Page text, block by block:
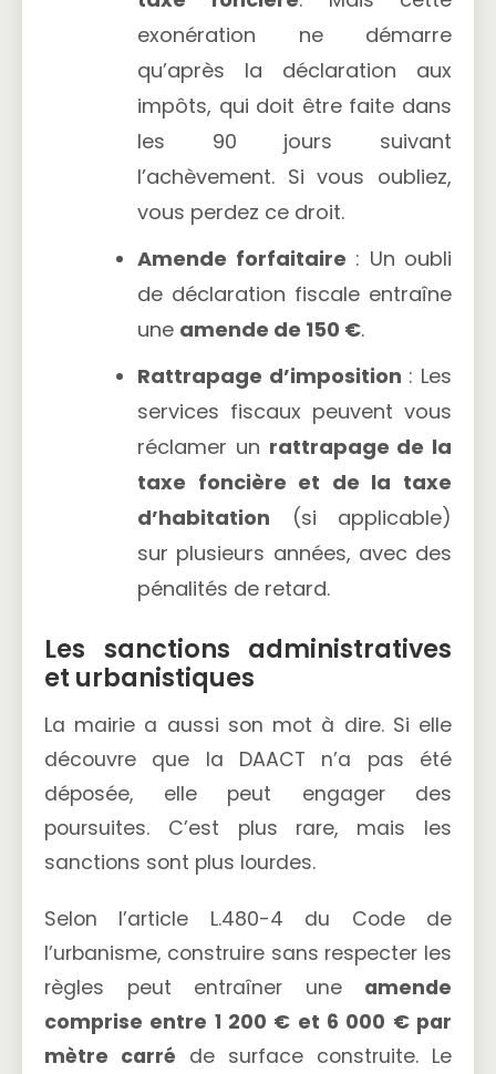
exonération ne démarre
qu’après la déclaration aux
impôts, qui doit être faite dans
les 90 jours suivant
l’achèvement. Si vous oubliez,
vous perdez ce droit.
Amende forfaitaire : Un oubli
de déclaration fiscale entraîne
une amende de 150 €.
Rattrapage d’imposition : Les
services fiscaux peuvent vous
réclamer un rattrapage de la
taxe foncière et de la taxe
d’habitation (si applicable)
sur plusieurs années, avec des
pénalités de retard.
Les sanctions administratives
et urbanistiques
La mairie a aussi son mot à dire. Si elle
découvre que la DAACT n’a pas été
déposée, elle peut engager des
poursuites. C’est plus rare, mais les
sanctions sont plus lourdes.
Selon l’article L.480-4 du Code de
l’urbanisme, construire sans respecter les
règles peut entraîner une amende
comprise entre 1 200 € et 6 000 € par
mètre carré de surface construite. Le